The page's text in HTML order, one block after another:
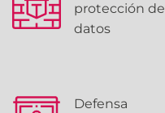
protección de
datos
Defensa